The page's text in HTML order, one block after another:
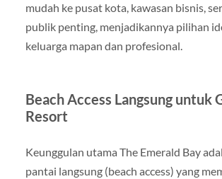
mudah ke pusat kota, kawasan bisnis,
publik penting, menjadikannya pilihan
keluarga mapan dan profesional.
Beach Access Langsung untuk
Resort
Keunggulan utama The Emerald Bay
pantai langsung (beach access) yang